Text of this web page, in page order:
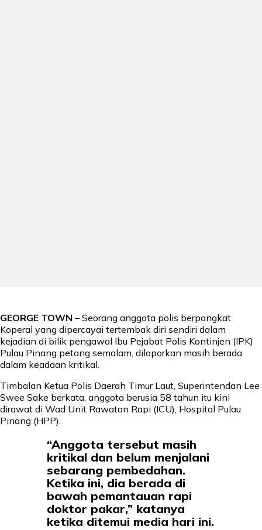
GEORGE TOWN – Seorang anggota polis berpangkat
Koperal yang dipercayai tertembak diri sendiri dalam
kejadian di bilik pengawal Ibu Pejabat Polis Kontinjen (IPK)
Pulau Pinang petang semalam, dilaporkan masih berada
dalam keadaan kritikal.
Timbalan Ketua Polis Daerah Timur Laut, Superintendan Lee
Swee Sake berkata, anggota berusia 58 tahun itu kini
dirawat di Wad Unit Rawatan Rapi (ICU), Hospital Pulau
Pinang (HPP).
“Anggota tersebut masih
kritikal dan belum menjalani
sebarang pembedahan.
Ketika ini, dia berada di
bawah pemantauan rapi
doktor pakar,” katanya
ketika ditemui media hari ini.